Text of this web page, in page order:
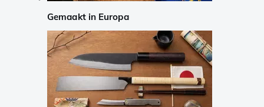
Gemaakt in Europa